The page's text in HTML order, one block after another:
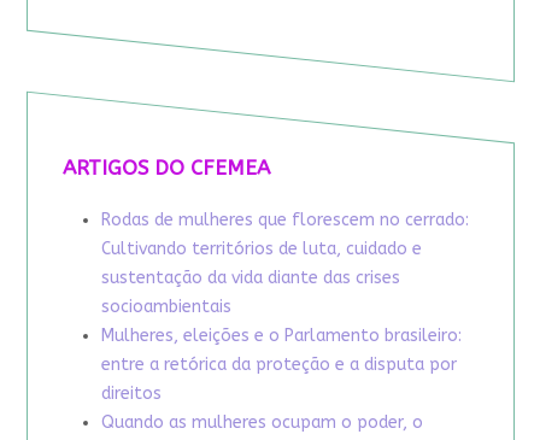
ARTIGOS DO CFEMEA
Rodas de mulheres que florescem no cerrado:
Cultivando territórios de luta, cuidado e
sustentação da vida diante das crises
socioambientais
Mulheres, eleições e o Parlamento brasileiro:
entre a retórica da proteção e a disputa por
direitos
Quando as mulheres ocupam o poder, o